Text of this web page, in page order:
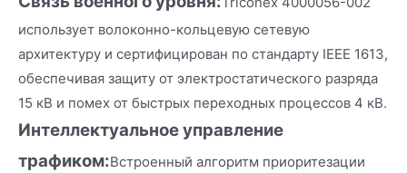
использует волоконно-кольцевую сетевую
архитектуру и сертифицирован по стандарту IEEE 1613,
обеспечивая защиту от электростатического разряда
15 кВ и помех от быстрых переходных процессов 4 кВ.
Интеллектуальное управление
трафиком:Встроенный алгоритм приоритезации